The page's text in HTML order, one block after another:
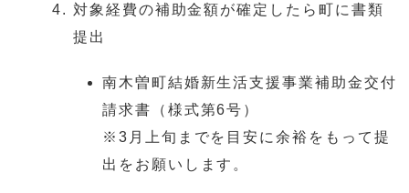
対象経費の補助金額が確定したら町に書類
提出
南木曽町結婚新生活支援事業補助金交付
請求書（様式第6号）
※3月上旬までを目安に余裕をもって提
出をお願いします。